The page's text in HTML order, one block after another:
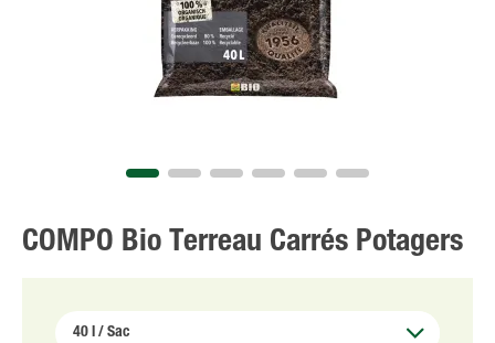
COMPO Bio Terreau Carrés Potagers